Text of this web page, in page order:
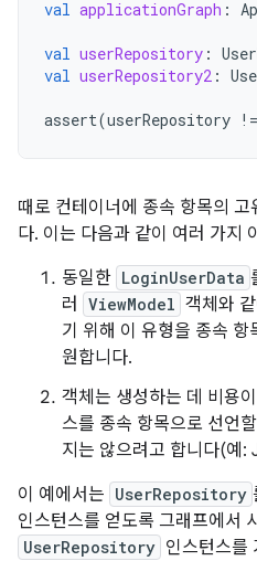
val applicationGraph :
val userRepository :
val userRepository2 :
assert(userRepository !=
때로 컨테이너에 종속 항목의
다. 이는 다음과 같이 여러 가지
동일한 LoginUserData
러
ViewModel 객체와
기 위해 이 유형을 종속
원합니다.
객체는 생성하는 데 비용
스를 종속 항목으로 선언
지는 않으려고 합니다(예:
이 예에서는 UserRepository
인스턴스를 얻도록 그래프에서
UserRepository 인스턴스를